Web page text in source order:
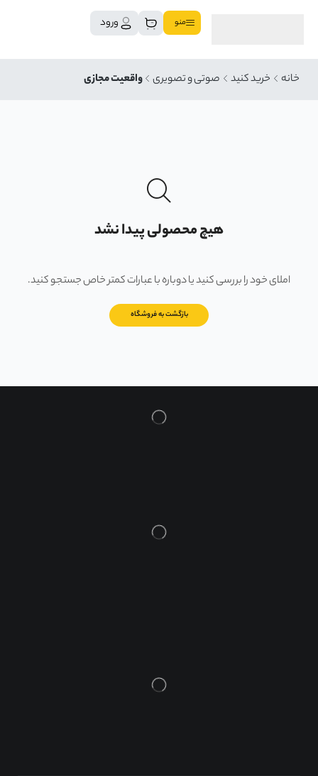
منو ورود
خانه خرید کنید صوتی و تصویری واقعیت مجازی
هیچ محصولی پیدا نشد
املای خود را بررسی کنید یا دوباره با عبارات کمتر خاص جستجو کنید.
بازگشت به فروشگاه